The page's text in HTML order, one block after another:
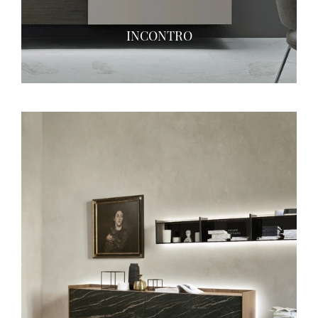
INCONTRO